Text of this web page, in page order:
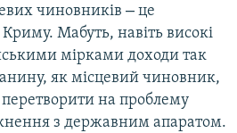
чиновників – це
Мабуть, навіть високі
мірками доходи так
як місцевий чиновник,
на проблему
з державним апаратом.